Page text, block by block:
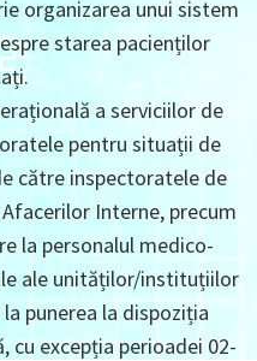
organizarea unui sistem
starea pacienților
a serviciilor de
pentru situații de
către inspectoratele de
Interne, precum
la personalul medico-
ale unităților/instituțiilor
punerea la dispoziția
cu excepția perioadei 02-